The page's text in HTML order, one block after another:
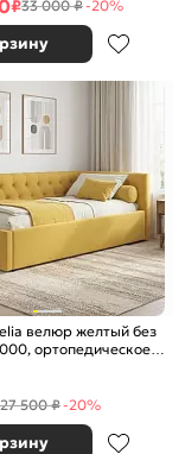
₽33 000 ₽-20%
велюр желтый без
ортопедическое
мягкое
27 500 ₽-20%